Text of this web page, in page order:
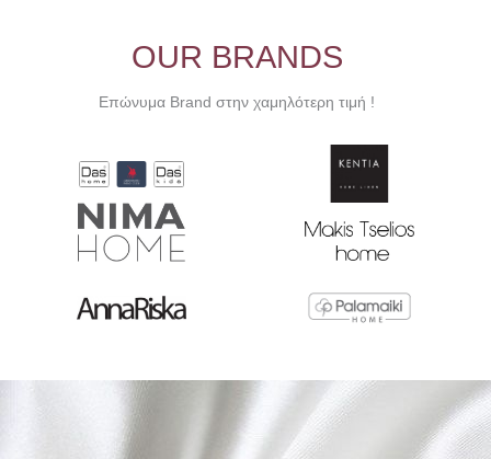
OUR BRANDS
Επώνυμα Brand στην χαμηλότερη τιμή !